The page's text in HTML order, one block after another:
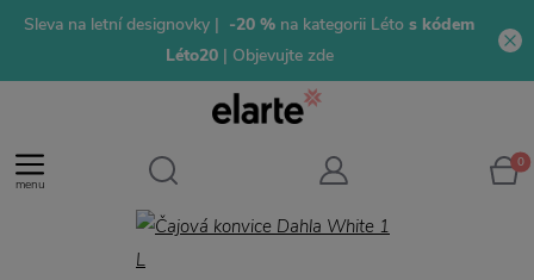
Sleva na letní designovky | -20 % na kategorii Léto s kódem
Léto20 | Objevujte zde
menu
0